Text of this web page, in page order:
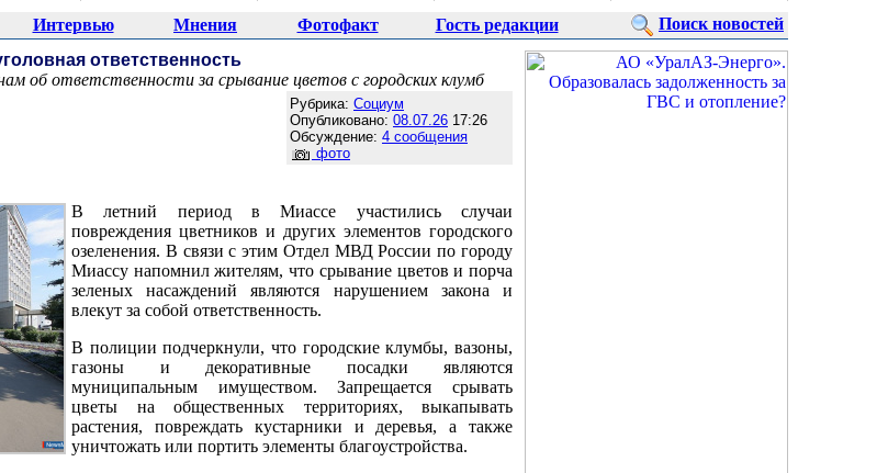
Интервью Мнения Фотофакт Гость редакции Поиск новостей
ответственность
об ответственности за срывание цветов с городских клумб
Рубрика: Социум
Опубликовано: 08.07.26 17:26
Обсуждение: 4 сообщения
фото
В летний период в Миассе участились случаи
повреждения цветников и других элементов городского
озеленения. В связи с этим Отдел МВД России по городу
Миассу напомнил жителям, что срывание цветов и порча
зеленых насаждений являются нарушением закона и
влекут за собой ответственность.
В полиции подчеркнули, что городские клумбы, вазоны,
газоны и декоративные посадки являются
муниципальным имуществом. Запрещается срывать
цветы на общественных территориях, выкапывать
растения, повреждать кустарники и деревья, а также
уничтожать или портить элементы благоустройства.